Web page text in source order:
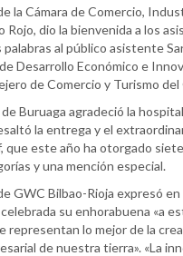
la Cámara de Comercio,
Rojo, dio la bienvenida a los
al público asistente
Desarrollo Económico e
de Comercio y Turismo del
de Buruaga agradeció la
la entrega y el
que este año ha otorgado
y una mención especial.
GWC Bilbao-Rioja expresó
su enhorabuena «a
representan lo mejor de la
de nuestra tierra». «La